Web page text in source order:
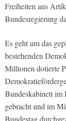
Freiheiten aus
Bundesregierung
Es geht um das
bestehenden
Millionen dotierte
Bundeskabinett im
gebracht und im
Bundestag